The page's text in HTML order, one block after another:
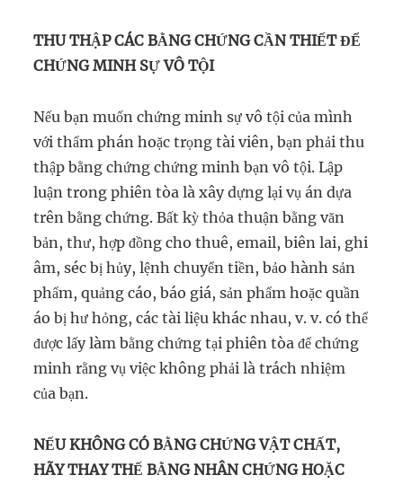
THU THẬP CÁC BẰNG CHỨNG CẦN THIẾT ĐỂ
CHỨNG MINH SỰ VÔ TỘI
Nếu bạn muốn chứng minh sự vô tội của mình
với thẩm phán hoặc trọng tài viên, bạn phải thu
thập bằng chứng chứng minh bạn vô tội. Lập
luận trong phiên tòa là xây dựng lại vụ án dựa
trên bằng chứng. Bất kỳ thỏa thuận bằng văn
bản, thư, hợp đồng cho thuê, email, biên lai, ghi
âm, séc bị hủy, lệnh chuyển tiền, bảo hành sản
phẩm, quảng cáo, báo giá, sản phẩm hoặc quần
áo bị hư hỏng, các tài liệu khác nhau, v. v. có thể
được lấy làm bằng chứng tại phiên tòa để chứng
minh rằng vụ việc không phải là trách nhiệm
của bạn.
NẾU KHÔNG CÓ BẰNG CHỨNG VẬT CHẤT,
HÃY THAY THẾ BẰNG NHÂN CHỨNG HOẶC